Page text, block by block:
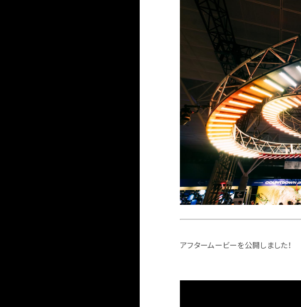
アフタームービーを公開しました！